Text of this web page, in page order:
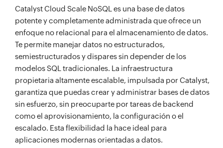
Catalyst Cloud Scale NoSQL es una base de datos
potente y completamente administrada que ofrece un
enfoque no relacional para el almacenamiento de datos.
Te permite manejar datos no estructurados,
semiestructurados y dispares sin depender de los
modelos SQL tradicionales. La infraestructura
propietaria altamente escalable, impulsada por Catalyst,
garantiza que puedas crear y administrar bases de datos
sin esfuerzo, sin preocuparte por tareas de backend
como el aprovisionamiento, la configuración o el
escalado. Esta flexibilidad la hace ideal para
aplicaciones modernas orientadas a datos.